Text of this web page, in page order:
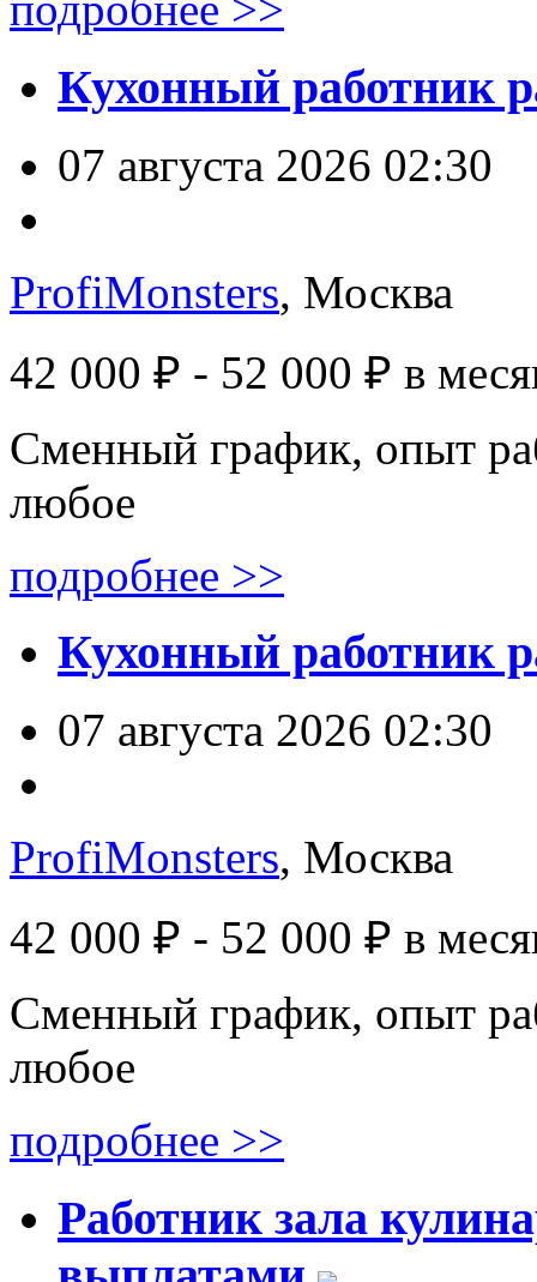
Кухонный работник
07 августа 2026 02:30
ProfiMonsters, Москва
42 000 ₽ - 52 000 ₽ в
Сменный график, опыт
любое
подробнее >>
Кухонный работник
07 августа 2026 02:30
ProfiMonsters, Москва
42 000 ₽ - 52 000 ₽ в
Сменный график, опыт
любое
подробнее >>
Работник зала